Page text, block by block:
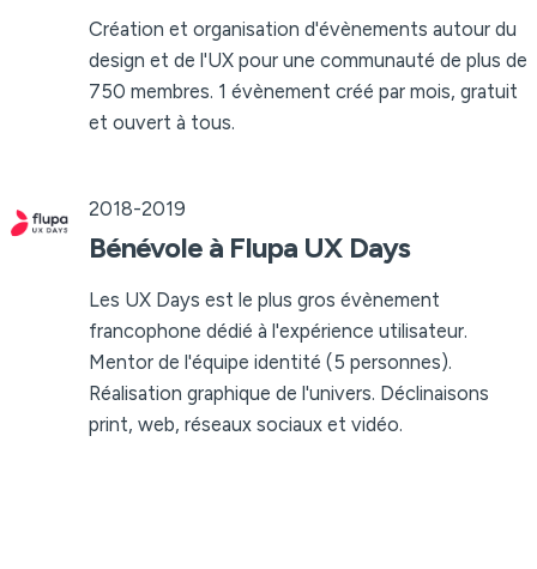
Création et organisation d'évènements autour du
design et de l'UX pour une communauté de plus de
750 membres. 1 évènement créé par mois, gratuit
et ouvert à tous.
2018-2019
Bénévole à Flupa UX Days
Les UX Days est le plus gros évènement
francophone dédié à l'expérience utilisateur.
Mentor de l'équipe identité (5 personnes).
Réalisation graphique de l'univers. Déclinaisons
print, web, réseaux sociaux et vidéo.